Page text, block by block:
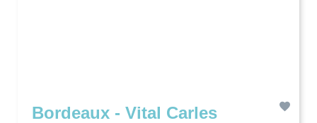
Bordeaux - Vital Carles